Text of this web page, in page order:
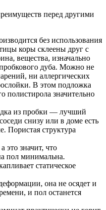
перед другими
без использования
коры склеены друг с
вещества, изначально
дуба. Можно не
ни аллергических
В этом подложка
полистирола значительно
из пробки — лучший
снизу или в доме есть
Пористая структура
это значит, что
пол минимальна.
статическое
она не осядет и
и пол останется